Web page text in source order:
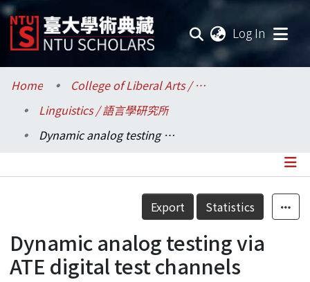
Log In
Communities & Collections
Research Outputs
Statistics
Home
College of Liberal Arts / 文學院
Linguistics / 語言學研究所
Dynamic analog testing via ATE digital test channels
Details
Export Statistics
Dynamic analog testing via
ATE digital test channels